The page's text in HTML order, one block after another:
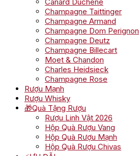
Champagne Taittinger
Champagne Armand
Champagne Dom Perignon
Champagne Deutz
Champagne Billecart
Moet & Chandon
Charles Heidsieck
Champagne Rose
Rượu Mạnh
Rượu Whisky
🎁Quà Tặng Rượu
Rượu Linh Vật 2026
Hộp Quà Rượu Vang
Hộp Quà Rượu Mạnh
Hộp Quà Rượu Chivas